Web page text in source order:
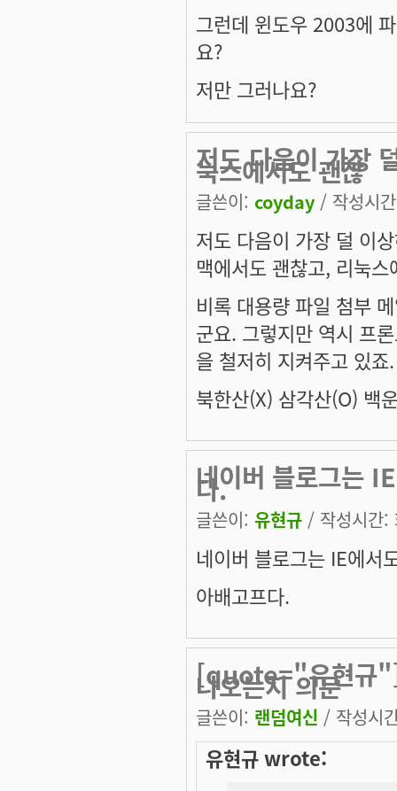
그런데 윈도우 2003에
요?
저만 그러나요?
저도 다음이 가장
눅스에서도 괜찮
글쓴이: coyday / 작성시
저도 다음이 가장 덜 이
맥에서도 괜찮고, 리눅
비록 대용량 파일 첨부
군요. 그렇지만 역시 프
을 철저히 지켜주고 있죠.
북한산(X) 삼각산(O) 백
네이버 블로그는
다.
글쓴이: 유현규 / 작성시간
네이버 블로그는 IE에서
아배고프다.
[quote="유현규"]
나오는지 의문
글쓴이: 랜덤여신 / 작성시
유현규 wrote: